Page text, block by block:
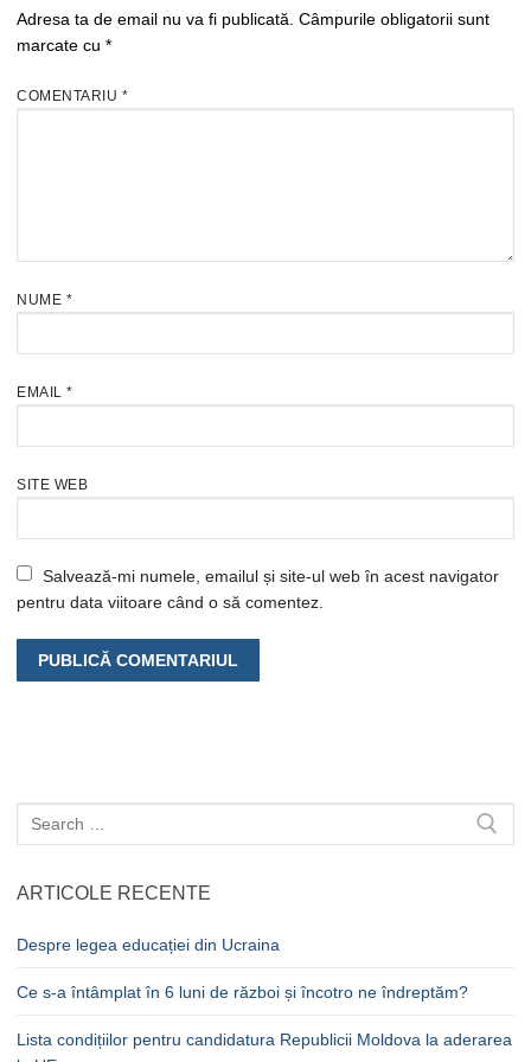
Adresa ta de email nu va fi publicată. Câmpurile obligatorii sunt
marcate cu *
COMENTARIU *
NUME *
EMAIL *
SITE WEB
Salvează-mi numele, emailul și site-ul web în acest navigator
pentru data viitoare când o să comentez.
Caută
după:
ARTICOLE RECENTE
Despre legea educației din Ucraina
Ce s-a întâmplat în 6 luni de război și încotro ne îndreptăm?
Lista condițiilor pentru candidatura Republicii Moldova la aderarea